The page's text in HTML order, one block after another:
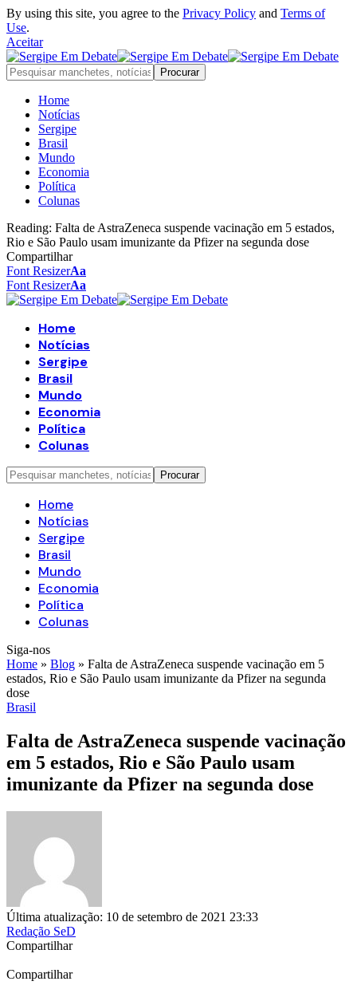
By using this site, you agree to the Privacy Policy and Terms of
Use.
Aceitar
Home
Notícias
Sergipe
Brasil
Mundo
Economia
Política
Colunas
Reading: Falta de AstraZeneca suspende vacinação em 5 estados,
Rio e São Paulo usam imunizante da Pfizer na segunda dose
Compartilhar
Font ResizerAa
Font ResizerAa
Home
Notícias
Sergipe
Brasil
Mundo
Economia
Política
Colunas
Home
Notícias
Sergipe
Brasil
Mundo
Economia
Política
Colunas
Siga-nos
Home » Blog » Falta de AstraZeneca suspende vacinação em 5
estados, Rio e São Paulo usam imunizante da Pfizer na segunda
dose
Brasil
Falta de AstraZeneca suspende vacinação
em 5 estados, Rio e São Paulo usam
imunizante da Pfizer na segunda dose
Última atualização: 10 de setembro de 2021 23:33
Redação SeD
Compartilhar
Compartilhar